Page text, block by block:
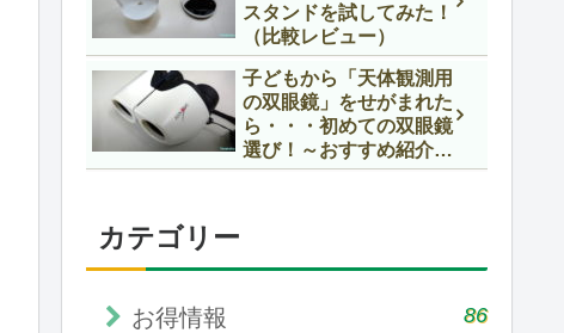
スタンドを試してみた！
（比較レビュー）
子どもから「天体観測用
の双眼鏡」をせがまれた
ら・・・初めての双眼鏡
選び！～おすすめ紹介編
～
カテゴリー
お得情報 86